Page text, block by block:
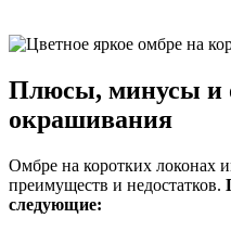
Плюсы, минусы и
окрашивания
Омбре на коротких локонах
преимуществ и недостатков.
следующие: